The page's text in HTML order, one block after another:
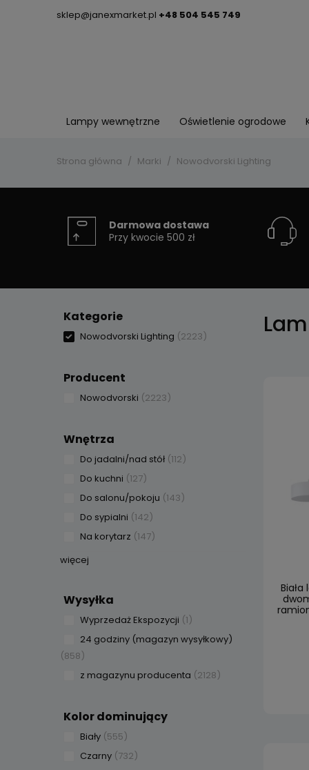
sklep@janexmarket.pl +48 504 545 749
Lampy wewnętrzne Oświetlenie ogrodowe
Strona główna Marki Nowodvorski Lighting
Darmowa dostawa
Przy kwocie 500 zł
Kategorie
Nowodvorski Lighting (2223)
Producent
Nowodvorski (2223)
Wnętrza
Do jadalni/nad stół (112)
Do kuchni (127)
Do salonu/pokoju (143)
Do sypialni (142)
Na korytarz (147)
więcej
Wysyłka
Wyprzedaż Ekspozycji (1)
24 godziny (magazyn wysyłkowy)
(858)
z magazynu producenta (2128)
Kolor dominujący
Biały (555)
Czarny (732)